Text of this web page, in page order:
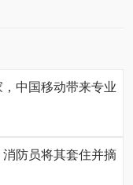
中国移动带来专业
防员将其套住并摘